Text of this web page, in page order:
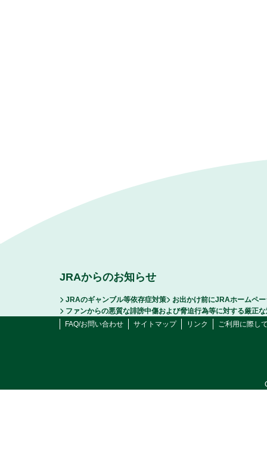
JRAからのお知らせ
JRAのギャンブル等依存症対策
お出かけ前にJRAホームペ
ファンからの悪質な誹謗中傷および脅迫行為等に対する厳正
FAQ/お問い合わせ
サイトマップ リンク ご利用に際し